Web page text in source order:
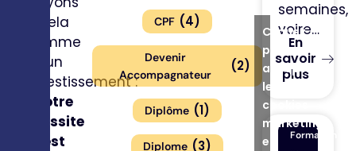
cela
comme
un
investissement :
votre
réussite
est
CPF (4)
Devenir
Accompagnateur
(2)
Diplôme (1)
Diplome (3)
semaines,
voire…
En
savoir
plus
Cliquez
pour
accepter
les
cookies
marketing
et
Formation